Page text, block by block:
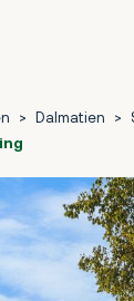
> Dalmatien >